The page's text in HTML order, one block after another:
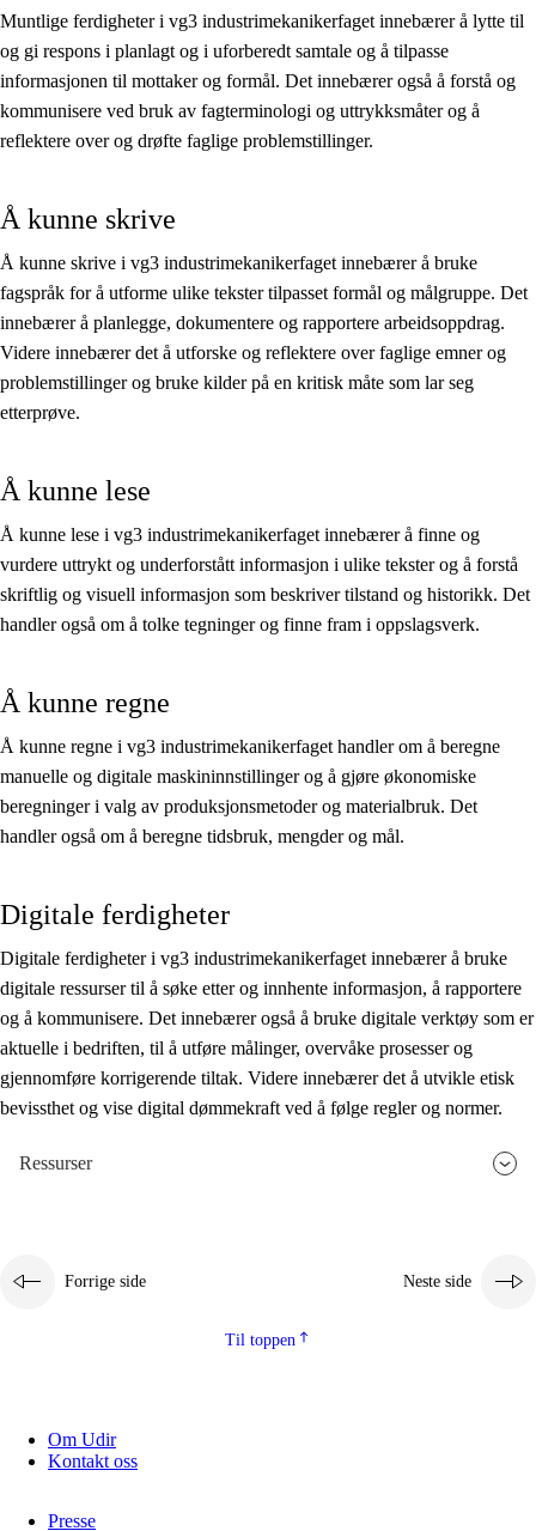
Tverrfaglige temaer
Grunnleggende ferdigheter
Muntlige ferdigheter i vg3 industrimekanikerfaget innebærer å lytte til
og gi respons i planlagt og i uforberedt samtale og å tilpasse
informasjonen til mottaker og formål. Det innebærer også å forstå og
kommunisere ved bruk av fagterminologi og uttrykksmåter og å
reflektere over og drøfte faglige problemstillinger.
Å kunne skrive
Å kunne skrive i vg3 industrimekanikerfaget innebærer å bruke
fagspråk for å utforme ulike tekster tilpasset formål og målgruppe. Det
innebærer å planlegge, dokumentere og rapportere arbeidsoppdrag.
Videre innebærer det å utforske og reflektere over faglige emner og
problemstillinger og bruke kilder på en kritisk måte som lar seg
etterprøve.
Å kunne lese
Å kunne lese i vg3 industrimekanikerfaget innebærer å finne og
vurdere uttrykt og underforstått informasjon i ulike tekster og å forstå
skriftlig og visuell informasjon som beskriver tilstand og historikk. Det
handler også om å tolke tegninger og finne fram i oppslagsverk.
Å kunne regne
Å kunne regne i vg3 industrimekanikerfaget handler om å beregne
manuelle og digitale maskininnstillinger og å gjøre økonomiske
beregninger i valg av produksjonsmetoder og materialbruk. Det
handler også om å beregne tidsbruk, mengder og mål.
Digitale ferdigheter
Digitale ferdigheter i vg3 industrimekanikerfaget innebærer å bruke
digitale ressurser til å søke etter og innhente informasjon, å rapportere
og å kommunisere. Det innebærer også å bruke digitale verktøy som er
aktuelle i bedriften, til å utføre målinger, overvåke prosesser og
gjennomføre korrigerende tiltak. Videre innebærer det å utvikle etisk
bevissthet og vise digital dømmekraft ved å følge regler og normer.
Ressurser
Forrige side Neste side
Til toppen
Om Udir
Kontakt oss
Presse